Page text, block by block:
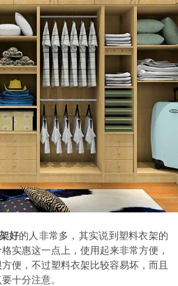
好的人非常多，其实说到塑料衣架的
实惠这一点上，使用起来非常方便，
便，不过塑料衣架比较容易坏，而且
十分注意。